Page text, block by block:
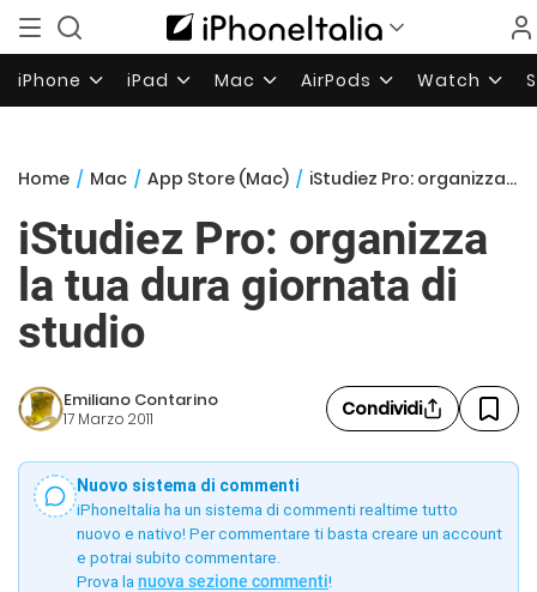
iPhone iPad Mac AirPods Watch
Home / Mac / App Store (Mac) / iStudiez Pro: organizza la tua dura giornata di studio
iStudiez Pro: organizza
la tua dura giornata di
studio
Emiliano Contarino
17 Marzo 2011 Condividi
Nuovo sistema di commenti
iPhoneItalia ha un sistema di commenti realtime tutto
nuovo e nativo! Per commentare ti basta creare un account
e potrai subito commentare.
Prova la nuova sezione commenti!